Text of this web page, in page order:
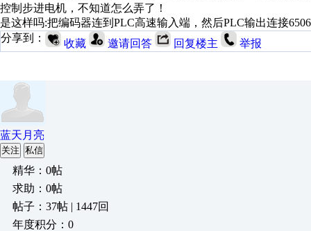
控制步进电机，不知道怎么弄了！
是这样吗:把编码器连到PLC高速输入端，然后PLC输出连接
分享到：
收藏 邀请回答 回复楼主 举报
蓝天月亮
关注 私信
精华：0帖
求助：0帖
帖子：37帖 | 1447回
年度积分：0